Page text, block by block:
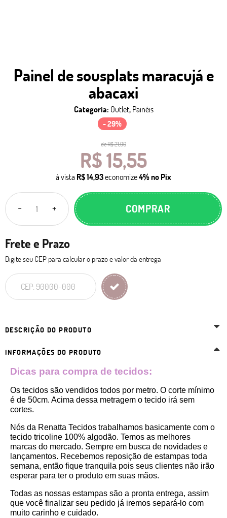
Painel de sousplats maracujá e
abacaxi
Categoria: Outlet, Painéis
- 29%
deR$ 21,90
R$ 15,55
à vista R$ 14,93economize4%no Pix
COMPRAR
Frete e Prazo
Digite seu CEP para calcular o prazo e valor da entrega
DESCRIÇÃO DO PRODUTO
INFORMAÇÕES DO PRODUTO
Dicas para compra de tecidos:
Os tecidos são vendidos todos por metro. O corte mínimo
é de 50cm. Acima dessa metragem o tecido irá sem
cortes.
Nós da Renatta Tecidos trabalhamos basicamente com o
tecido tricoline 100% algodão. Temos as melhores
marcas do mercado. Sempre em busca de novidades e
lançamentos. Recebemos reposição de estampas toda
semana, então fique tranquila pois seus clientes não irão
esperar para ter o produto em suas mãos.
Todas as nossas estampas são a pronta entrega, assim
que você finalizar seu pedido já iremos separá-lo com
muito carinho e cuidado.